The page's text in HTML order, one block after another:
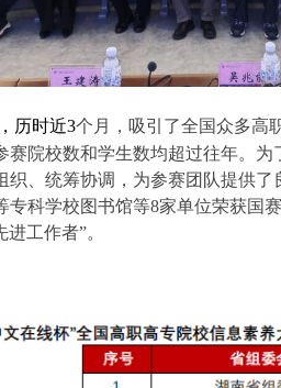
历时近3个月，吸引了全国众多高
赛院校数和学生数均超过往年。
织、统筹协调，为参赛团队提供
专科学校图书馆等8家单位荣获国
工作者”。